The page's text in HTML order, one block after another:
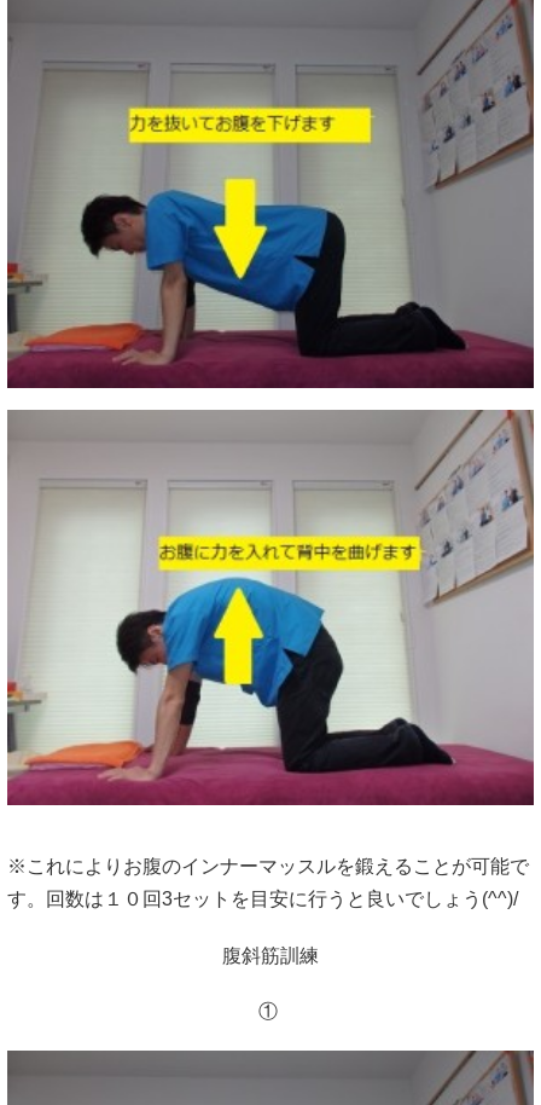
※これによりお腹のインナーマッスルを鍛えることが可能で
す。回数は１０回3セットを目安に行うと良いでしょう(^^)/
腹斜筋訓練
①